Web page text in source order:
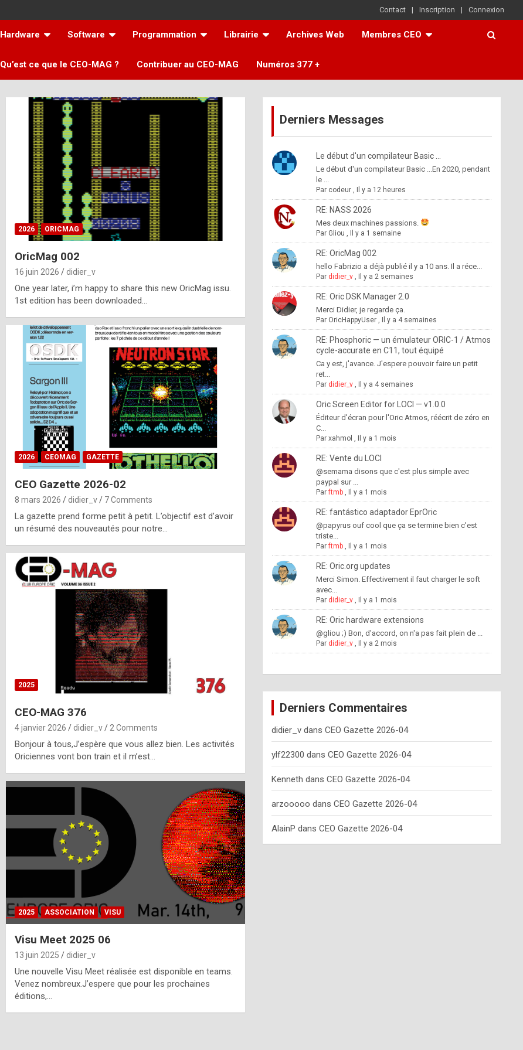
Contact Inscription Connexion
Hardware Software Programmation Librairie Archives Web Membres CEO
Qu’est ce que le CEO-MAG ? Contribuer au CEO-MAG Numéros 377 +
2026 ORICMAG
OricMag 002
16 juin 2026 didier_v
One year later, i’m happy to share this new OricMag issu.
1st edition has been downloaded…
2026 CEOMAG GAZETTE
CEO Gazette 2026-02
8 mars 2026 didier_v 7 Comments
La gazette prend forme petit à petit. L’objectif est d’avoir
un résumé des nouveautés pour notre…
2025
CEO-MAG 376
4 janvier 2026 didier_v 2 Comments
Bonjour à tous,J’espère que vous allez bien. Les activités
Oriciennes vont bon train et il m’est…
2025 ASSOCIATION VISU
Visu Meet 2025 06
13 juin 2025 didier_v
Une nouvelle Visu Meet réalisée est disponible en teams.
Venez nombreux.J’espere que pour les prochaines
éditions,…
Derniers Messages
Le début d'un compilateur Basic ...
Le début d'un compilateur Basic ...En 2020, pendant
le ...
Par codeur, Il y a 12 heures
RE: NASS 2026
Mes deux machines passions.
Par Gliou , Il y a 1 semaine
RE: OricMag 002
hello Fabrizio a déjà publié il y a 10 ans. Il a réce...
Par didier_v, Il y a 2 semaines
RE: Oric DSK Manager 2.0
Merci Didier, je regarde ça.
Par OricHappyUser, Il y a 4 semaines
RE: Phosphoric — un émulateur ORIC-1 / Atmos
cycle-accurate en C11, tout équipé
Ca y est, j'avance. J'espere pouvoir faire un petit
ret...
Par didier_v, Il y a 4 semaines
Oric Screen Editor for LOCI — v1.0.0
Éditeur d'écran pour l'Oric Atmos, réécrit de zéro en
C...
Par xahmol , Il y a 1 mois
RE: Vente du LOCI
@semama disons que c'est plus simple avec
paypal sur ...
Parftmb, Il y a 1 mois
RE: fantástico adaptador EprOric
@papyrus ouf cool que ça se termine bien c'est
triste...
Parftmb, Il y a 1 mois
RE: Oric.org updates
Merci Simon. Effectivement il faut charger le soft
avec...
Par didier_v, Il y a 1 mois
RE: Oric hardware extensions
@gliou ;) Bon, d'accord, on n'a pas fait plein de ...
Par didier_v, Il y a 2 mois
Derniers Commentaires
didier_vdans CEO Gazette 2026-04
ylf22300 dans CEO Gazette 2026-04
Kenneth dans CEO Gazette 2026-04
arzooooo dans CEO Gazette 2026-04
AlainP dans CEO Gazette 2026-04